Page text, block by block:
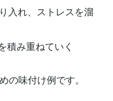
入れ、ストレスを溜
積み重ねていく
の味付け例です。